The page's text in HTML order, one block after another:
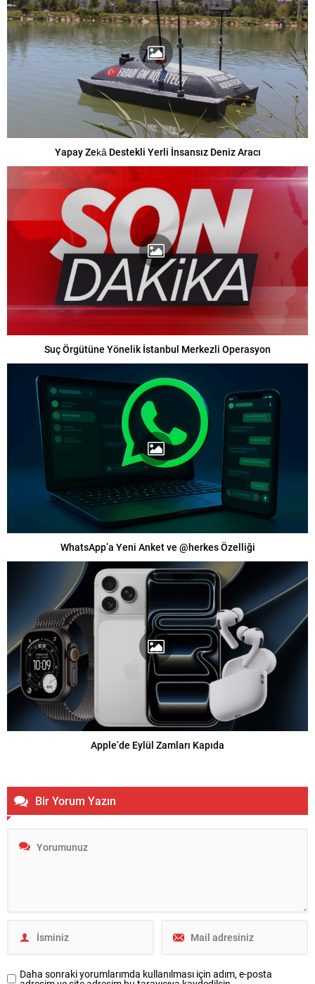
Yapay Zekâ Destekli Yerli İnsansız Deniz Aracı
Suç Örgütüne Yönelik İstanbul Merkezli Operasyon
WhatsApp’a Yeni Anket ve @herkes Özelliği
Apple’de Eylül Zamları Kapıda
Bir Yorum Yazın
Daha sonraki yorumlarımda kullanılması için adım, e-posta